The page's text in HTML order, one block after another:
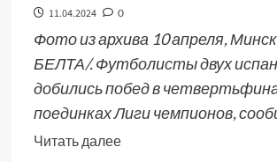
11.04.2024 0
Фото из архива 10 апреля,
БЕЛТА/. Футболисты двух
добились побед в
поединках Лиги чемпионов,
Читать далее